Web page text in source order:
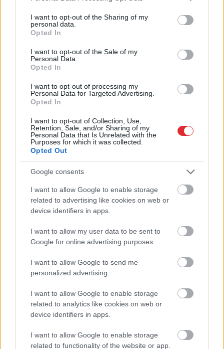
not limited to your visit or usage behaviour. You may click to
grant or deny consent to Google and its third-party tags to
use your data for below specified purposes in below Google
consent section.
I want to opt-out of the Sharing of my
personal data.
Opted In
I want to opt-out of the Sale of my
Personal Data.
Opted In
I want to opt-out of processing my
Personal Data for Targeted Advertising.
Opted In
I want to opt-out of Collection, Use,
Retention, Sale, and/or Sharing of my
Personal Data that Is Unrelated with the
Purposes for which it was collected.
Opted Out
Google consents
I want to allow Google to enable storage
related to advertising like cookies on web or
device identifiers in apps.
I want to allow my user data to be sent to
Google for online advertising purposes.
I want to allow Google to send me
personalized advertising.
I want to allow Google to enable storage
related to analytics like cookies on web or
device identifiers in apps.
I want to allow Google to enable storage
related to functionality of the website or app.
tavu ķermeni
LASĪTĀKIE
Nosaukti nāvējošākie automobiļi uz
ceļiem: turam īkšķus, lai neatrodi sarakstā
savu auto
Šīm 3 zodiaka zīmēm augusts būs īsts
murgs – esi gatavs jau tagad!
Ar šo zodiaka zīmju pārstāvjiem labāk
nestrīdēties: viņi vienmēr atradīs veidu,
kā pamatīgi atriebties
“Tikai bagātie izmanto sabiedrisko
transportu?” Ģimene gribēja pavizināties
ar vilcienu, bet biļešu cena lika pārdomāt
šo pirms gulētiešanas, un
iemigsi tik ātri, cik noguris bērns: 8
ieteikumi ātrākai aizmigšanai
Lasīt citas ziņas
Sadarbības projekts
Atcelt Ziņot